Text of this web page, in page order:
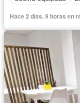
Hace 2 días, 9 horas en